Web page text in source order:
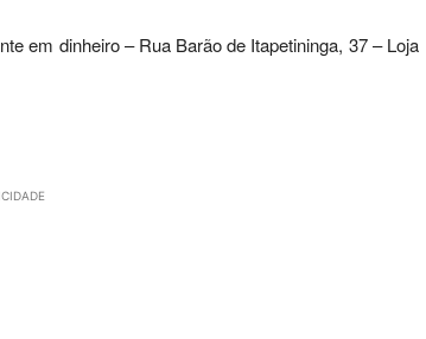
em dinheiro – Rua Barão de Itapetininga, 37 – Loja